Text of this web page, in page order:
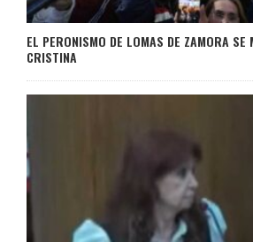
EL PERONISMO DE LOMAS DE ZAMORA SE
CRISTINA